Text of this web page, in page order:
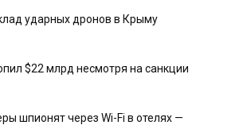
ударных дронов в Крыму
$22 млрд несмотря на санкции
шпионят через Wi-Fi в отелях —